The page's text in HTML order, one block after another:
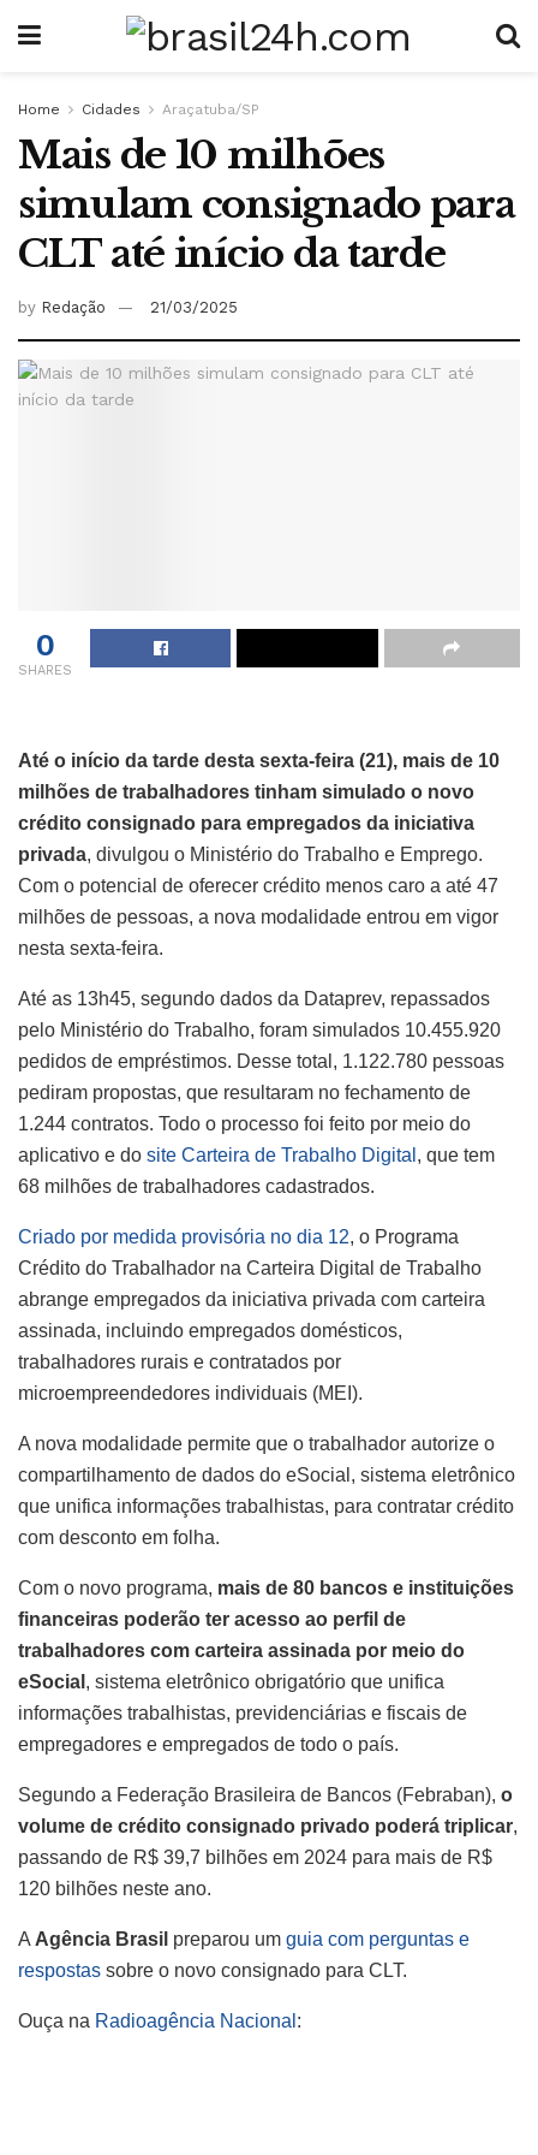
Home Cidades Araçatuba/SP
Mais de 10 milhões
simulam consignado para
CLT até início da tarde
by Redação 21/03/2025
0
SHARES
Até o início da tarde desta sexta-feira (21), mais de 10
milhões de trabalhadores tinham simulado o novo
crédito consignado para empregados da iniciativa
privada, divulgou o Ministério do Trabalho e Emprego.
Com o potencial de oferecer crédito menos caro a até 47
milhões de pessoas, a nova modalidade entrou em vigor
nesta sexta-feira.
Até as 13h45, segundo dados da Dataprev, repassados
pelo Ministério do Trabalho, foram simulados 10.455.920
pedidos de empréstimos. Desse total, 1.122.780 pessoas
pediram propostas, que resultaram no fechamento de
1.244 contratos. Todo o processo foi feito por meio do
aplicativo e do site Carteira de Trabalho Digital , que tem
68 milhões de trabalhadores cadastrados.
Criado por medida provisória no dia 12, o Programa
Crédito do Trabalhador na Carteira Digital de Trabalho
abrange empregados da iniciativa privada com carteira
assinada, incluindo empregados domésticos,
trabalhadores rurais e contratados por
microempreendedores individuais (MEI).
A nova modalidade permite que o trabalhador autorize o
compartilhamento de dados do eSocial, sistema eletrônico
que unifica informações trabalhistas, para contratar crédito
com desconto em folha.
Com o novo programa, mais de 80 bancos e instituições
financeiras poderão ter acesso ao perfil de
trabalhadores com carteira assinada por meio do
eSocial , sistema eletrônico obrigatório que unifica
informações trabalhistas, previdenciárias e fiscais de
empregadores e empregados de todo o país.
Segundo a Federação Brasileira de Bancos (Febraban), o
volume de crédito consignado privado poderá triplicar,
passando de R$ 39,7 bilhões em 2024 para mais de R$
120 bilhões neste ano.
A Agência Brasil preparou um guia com perguntas e
respostas sobre o novo consignado para CLT.
Ouça na Radioagência Nacional :